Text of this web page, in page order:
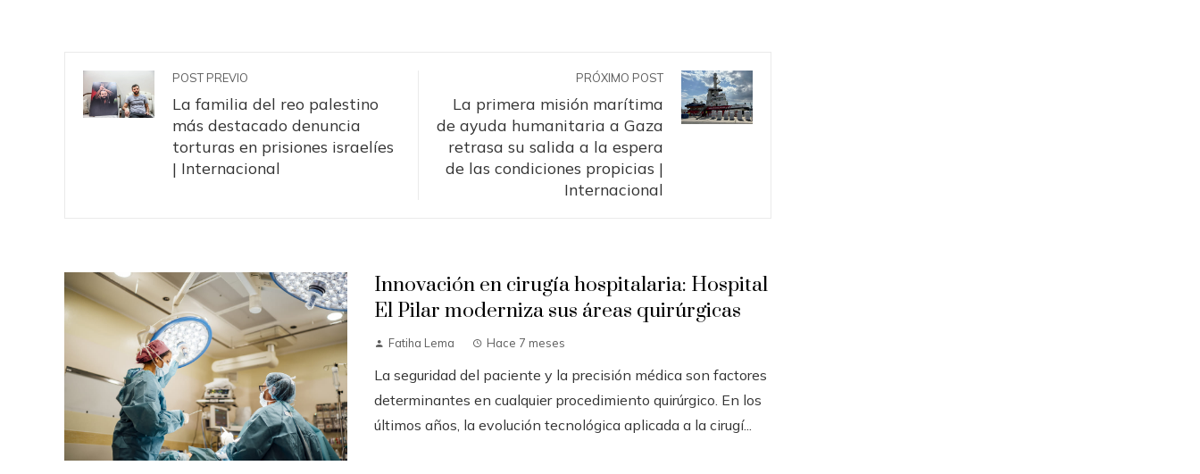
POST PREVIO
La familia del reo palestino
más destacado denuncia
torturas en prisiones israelíes
| Internacional
PRÓXIMO POST
La primera misión marítima
de ayuda humanitaria a Gaza
retrasa su salida a la espera
de las condiciones propicias |
Internacional
Innovación en cirugía hospitalaria: Hospital
El Pilar moderniza sus áreas quirúrgicas
Fatiha Lema Hace 7 meses
La seguridad del paciente y la precisión médica son factores
determinantes en cualquier procedimiento quirúrgico. En los
últimos años, la evolución tecnológica aplicada a la cirugí...